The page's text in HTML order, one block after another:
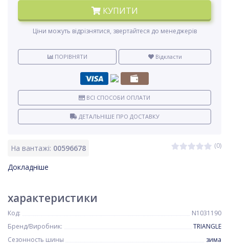
На вантажі: 00596678 (0)
Докладніше
КУПИТИ
Ціни можуть відрізнятися, звертайтеся до менеджерів
ПОРІВНЯТИ Відкласти
ВСІ СПОСОБИ ОПЛАТИ
ДЕТАЛЬНІШЕ ПРО ДОСТАВКУ
характеристики
Код:
N1031190
Бренд/Виробник:
TRIANGLE
Сезонность шины
зима